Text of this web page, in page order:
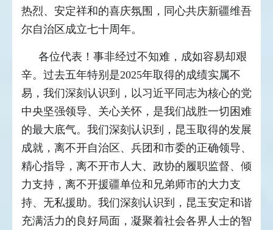
热烈、安定祥和的喜庆氛围，同心共庆新疆维吾
尔自治区成立七十周年。
各位代表！事非经过不知难，成如容易却艰
辛。过去五年特别是2025年取得的成绩实属不
易，我们深刻认识到，以习近平同志为核心的党
中央坚强领导、关心关怀，是我们战胜一切困难
的最大底气。我们深刻认识到，昆玉取得的发展
成就，离不开自治区、兵团和市委的正确领导、
精心指导，离不开市人大、政协的履职监督、倾
力支持，离不开援疆单位和兄弟师市的大力支
持、无私援助。我们深刻认识到，昆玉安定和谐
充满活力的良好局面，凝聚着社会各界人士的智